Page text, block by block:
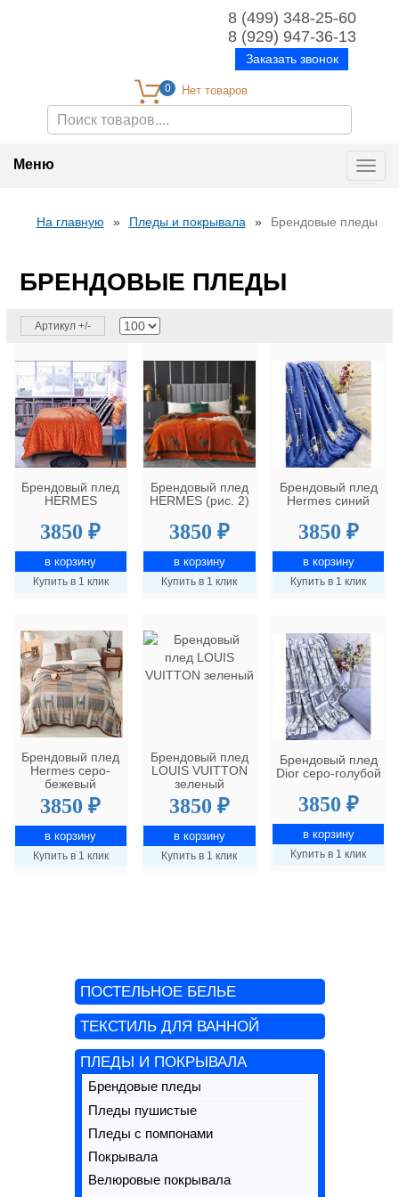
0
8 (499) 348-25-60
8 (929) 947-36-13
Заказать звонок
Меню
На главную » Пледы и покрывала » Брендовые пледы
ПОСТЕЛЬНОЕ БЕЛЬЕ
ТЕКСТИЛЬ ДЛЯ ВАННОЙ
ПЛЕДЫ И ПОКРЫВАЛА
Брендовые пледы
Пледы пушистые
Пледы с помпонами
Покрывала
Велюровые покрывала
БРЕНДОВЫЕ ПЛЕДЫ
Артикул +/-
Брендовый плед
HERMES
3850 ₽
Купить в 1 клик
Брендовый плед
HERMES (рис. 2)
3850 ₽
Купить в 1 клик
Брендовый плед
Hermes синий
3850 ₽
Купить в 1 клик
Брендовый плед
Hermes серо-
бежевый
3850 ₽
Купить в 1 клик
Брендовый плед
LOUIS VUITTON
зеленый
3850 ₽
Купить в 1 клик
Брендовый плед
Dior серо-голубой
3850 ₽
Купить в 1 клик